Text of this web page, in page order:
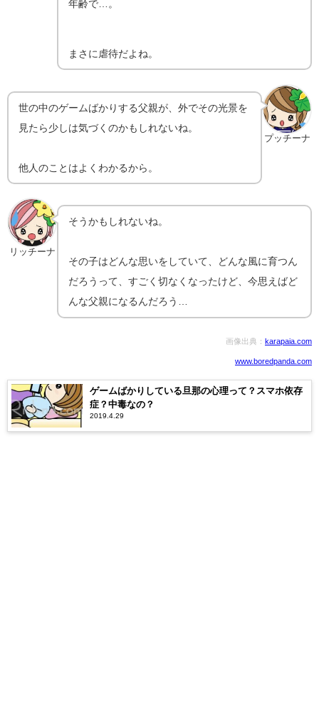
年齢で…。
まさに虐待だよね。
プッチーナ
世の中のゲームばかりする父親が、外でその光景を
見たら少しは気づくのかもしれないね。
他人のことはよくわかるから。
リッチーナ
そうかもしれないね。
その子はどんな思いをしていて、どんな風に育つん
だろうって、すごく切なくなったけど、今思えばど
んな父親になるんだろう…
画像出典： karapaia.com
www.boredpanda.com
ゲームばかりしている旦那の心理って？スマホ依存
症？中毒なの？
2019.4.29